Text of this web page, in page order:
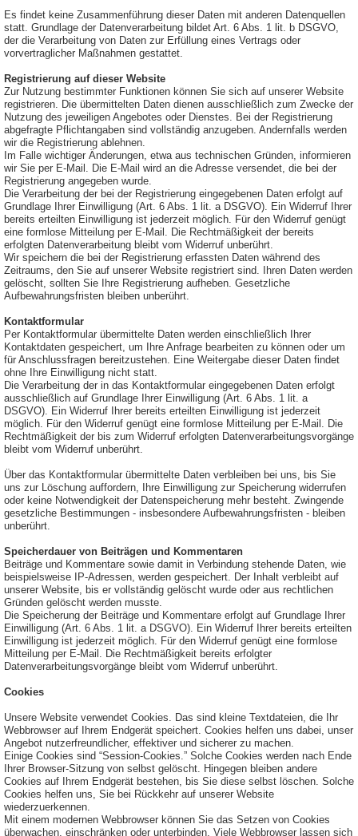
Es findet keine Zusammenführung dieser Daten mit anderen Datenquellen
statt. Grundlage der Datenverarbeitung bildet Art. 6 Abs. 1 lit. b DSGVO,
der die Verarbeitung von Daten zur Erfüllung eines Vertrags oder
vorvertraglicher Maßnahmen gestattet.
Registrierung auf dieser Website
Zur Nutzung bestimmter Funktionen können Sie sich auf unserer Website
registrieren. Die übermittelten Daten dienen ausschließlich zum Zwecke der
Nutzung des jeweiligen Angebotes oder Dienstes. Bei der Registrierung
abgefragte Pflichtangaben sind vollständig anzugeben. Andernfalls werden
wir die Registrierung ablehnen.
Im Falle wichtiger Änderungen, etwa aus technischen Gründen, informieren
wir Sie per E-Mail. Die E-Mail wird an die Adresse versendet, die bei der
Registrierung angegeben wurde.
Die Verarbeitung der bei der Registrierung eingegebenen Daten erfolgt auf
Grundlage Ihrer Einwilligung (Art. 6 Abs. 1 lit. a DSGVO). Ein Widerruf Ihrer
bereits erteilten Einwilligung ist jederzeit möglich. Für den Widerruf genügt
eine formlose Mitteilung per E-Mail. Die Rechtmäßigkeit der bereits
erfolgten Datenverarbeitung bleibt vom Widerruf unberührt.
Wir speichern die bei der Registrierung erfassten Daten während des
Zeitraums, den Sie auf unserer Website registriert sind. Ihren Daten werden
gelöscht, sollten Sie Ihre Registrierung aufheben. Gesetzliche
Aufbewahrungsfristen bleiben unberührt.
Kontaktformular
Per Kontaktformular übermittelte Daten werden einschließlich Ihrer
Kontaktdaten gespeichert, um Ihre Anfrage bearbeiten zu können oder um
für Anschlussfragen bereitzustehen. Eine Weitergabe dieser Daten findet
ohne Ihre Einwilligung nicht statt.
Die Verarbeitung der in das Kontaktformular eingegebenen Daten erfolgt
ausschließlich auf Grundlage Ihrer Einwilligung (Art. 6 Abs. 1 lit. a
DSGVO). Ein Widerruf Ihrer bereits erteilten Einwilligung ist jederzeit
möglich. Für den Widerruf genügt eine formlose Mitteilung per E-Mail. Die
Rechtmäßigkeit der bis zum Widerruf erfolgten Datenverarbeitungsvorgänge
bleibt vom Widerruf unberührt.
Über das Kontaktformular übermittelte Daten verbleiben bei uns, bis Sie
uns zur Löschung auffordern, Ihre Einwilligung zur Speicherung widerrufen
oder keine Notwendigkeit der Datenspeicherung mehr besteht. Zwingende
gesetzliche Bestimmungen - insbesondere Aufbewahrungsfristen - bleiben
unberührt.
Speicherdauer von Beiträgen und Kommentaren
Beiträge und Kommentare sowie damit in Verbindung stehende Daten, wie
beispielsweise IP-Adressen, werden gespeichert. Der Inhalt verbleibt auf
unserer Website, bis er vollständig gelöscht wurde oder aus rechtlichen
Gründen gelöscht werden musste.
Die Speicherung der Beiträge und Kommentare erfolgt auf Grundlage Ihrer
Einwilligung (Art. 6 Abs. 1 lit. a DSGVO). Ein Widerruf Ihrer bereits erteilten
Einwilligung ist jederzeit möglich. Für den Widerruf genügt eine formlose
Mitteilung per E-Mail. Die Rechtmäßigkeit bereits erfolgter
Datenverarbeitungsvorgänge bleibt vom Widerruf unberührt.
Cookies
Unsere Website verwendet Cookies. Das sind kleine Textdateien, die Ihr
Webbrowser auf Ihrem Endgerät speichert. Cookies helfen uns dabei, unser
Angebot nutzerfreundlicher, effektiver und sicherer zu machen.
Einige Cookies sind “Session-Cookies.” Solche Cookies werden nach Ende
Ihrer Browser-Sitzung von selbst gelöscht. Hingegen bleiben andere
Cookies auf Ihrem Endgerät bestehen, bis Sie diese selbst löschen. Solche
Cookies helfen uns, Sie bei Rückkehr auf unserer Website
wiederzuerkennen.
Mit einem modernen Webbrowser können Sie das Setzen von Cookies
überwachen, einschränken oder unterbinden. Viele Webbrowser lassen sich